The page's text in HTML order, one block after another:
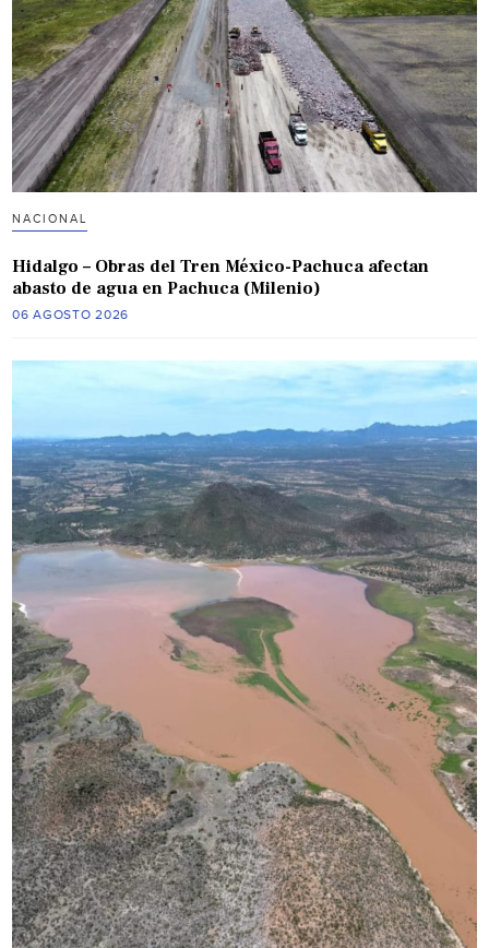
NACIONAL
Hidalgo – Obras del Tren México-Pachuca afectan
abasto de agua en Pachuca (Milenio)
06 AGOSTO 2026